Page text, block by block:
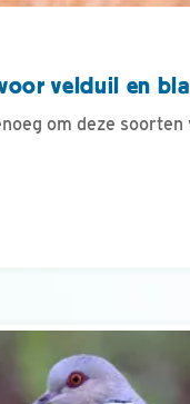
velduil en
om deze